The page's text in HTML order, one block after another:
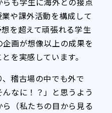
や課外活動を構成して
を超えて頑張れる学生
画が想像以上の成果を
を実感しています。
稽古場の中でも外で
なに！？」と思うよう
（私たちの目から見る